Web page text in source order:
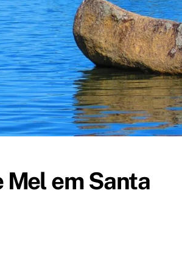
Mel em Santa